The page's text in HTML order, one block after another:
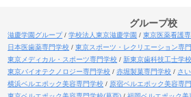
グループ校
滋慶学園グループ 学校法人東京滋慶学園 東京医薬看護
日本医歯薬専門学校
東京スポーツ・レクリエーション専
東京メディカル・スポーツ専門学校
新東京歯科技工士学校
東京バイオテクノロジー専門学校
赤堀製菓専門学校
さ
横浜ベルエポック美容専門学校
原宿ベルエポック美容専